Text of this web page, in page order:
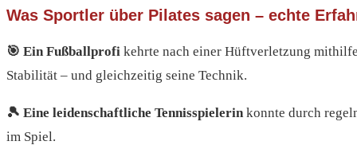
Was Sportler über Pilates sagen – echte
🎯 Ein Fußballprofi kehrte nach einer Hüftverletzung
Stabilität – und gleichzeitig seine Technik.
🎾 Eine leidenschaftliche Tennisspielerinkonnte durch
im Spiel.